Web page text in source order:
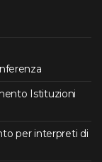
Istituzioni
per interpreti di